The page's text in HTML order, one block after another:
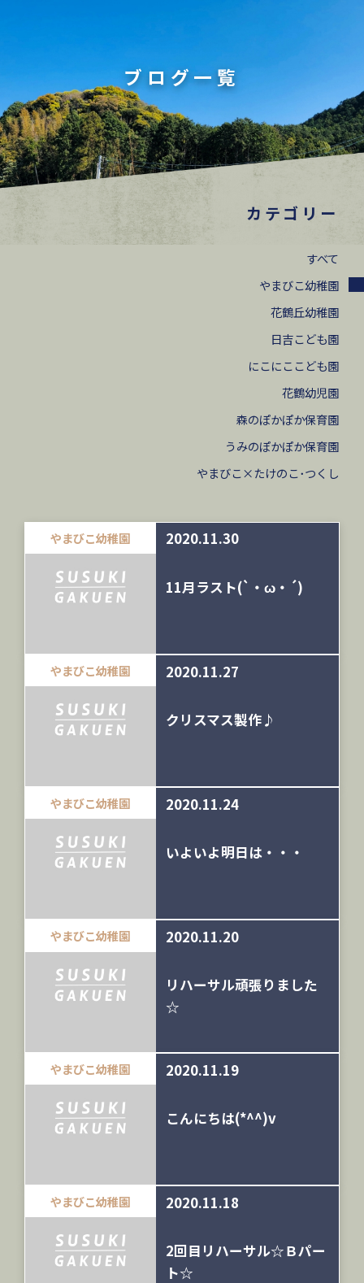
ブログ一覧
カテゴリー
すべて
やまびこ幼稚園
花鶴丘幼稚園
日吉こども園
にこにここども園
花鶴幼児園
森のぽかぽか保育園
うみのぽかぽか保育園
やまびこ×たけのこ･つくし
やまびこ幼稚園 2020.11.30
11月ラスト(`・ω・´)
やまびこ幼稚園 2020.11.27
クリスマス製作♪
やまびこ幼稚園 2020.11.24
いよいよ明日は・・・
やまびこ幼稚園 2020.11.20
リハーサル頑張りました
☆
やまびこ幼稚園 2020.11.19
こんにちは(*^^)v
やまびこ幼稚園 2020.11.18
2回目リハーサル☆Ｂパー
ト☆